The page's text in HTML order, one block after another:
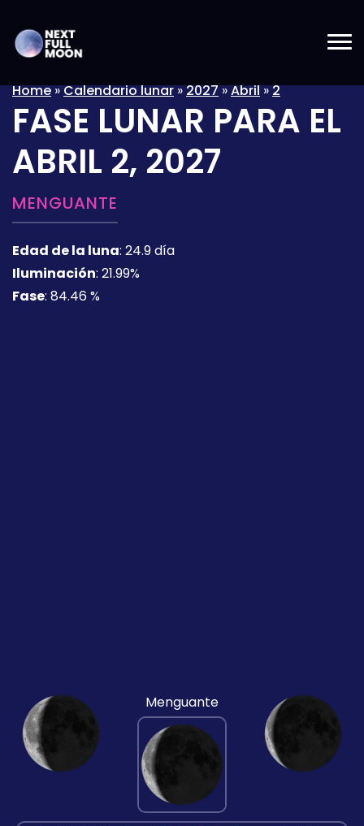
Home»Calendario lunar»2027»Abril»2
FASE LUNAR PARA EL
ABRIL 2, 2027
MENGUANTE
Edad de la luna: 24.9 día
Iluminación: 21.99%
Fase: 84.46 %
Menguante